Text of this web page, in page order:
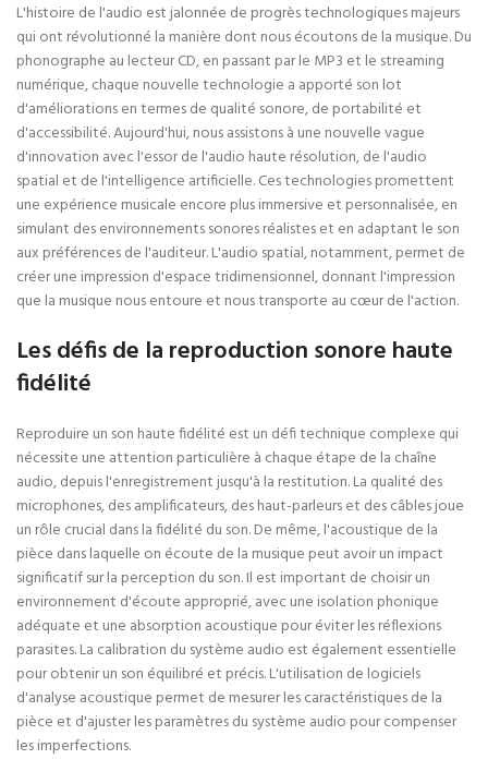
L'histoire de l'audio est jalonnée de progrès technologiques majeurs
qui ont révolutionné la manière dont nous écoutons de la musique. Du
phonographe au lecteur CD, en passant par le MP3 et le streaming
numérique, chaque nouvelle technologie a apporté son lot
d'améliorations en termes de qualité sonore, de portabilité et
d'accessibilité. Aujourd'hui, nous assistons à une nouvelle vague
d'innovation avec l'essor de l'audio haute résolution, de l'audio
spatial et de l'intelligence artificielle. Ces technologies promettent
une expérience musicale encore plus immersive et personnalisée, en
simulant des environnements sonores réalistes et en adaptant le son
aux préférences de l'auditeur. L'audio spatial, notamment, permet de
créer une impression d'espace tridimensionnel, donnant l'impression
que la musique nous entoure et nous transporte au cœur de l'action.
Les défis de la reproduction sonore haute
fidélité
Reproduire un son haute fidélité est un défi technique complexe qui
nécessite une attention particulière à chaque étape de la chaîne
audio, depuis l'enregistrement jusqu'à la restitution. La qualité des
microphones, des amplificateurs, des haut-parleurs et des câbles joue
un rôle crucial dans la fidélité du son. De même, l'acoustique de la
pièce dans laquelle on écoute de la musique peut avoir un impact
significatif sur la perception du son. Il est important de choisir un
environnement d'écoute approprié, avec une isolation phonique
adéquate et une absorption acoustique pour éviter les réflexions
parasites. La calibration du système audio est également essentielle
pour obtenir un son équilibré et précis. L'utilisation de logiciels
d'analyse acoustique permet de mesurer les caractéristiques de la
pièce et d'ajuster les paramètres du système audio pour compenser
les imperfections.